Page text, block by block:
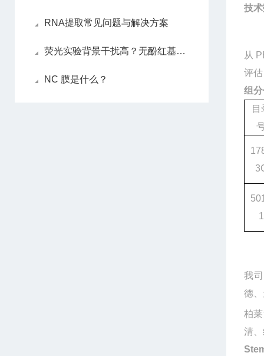
RNA提取常见问题与解决方案
荧光实验背景干扰高？无酚红基质胶的优势你一定要知道
NC 膜是什么？
技
从
评
组
目
1
我
德
柏
清
S